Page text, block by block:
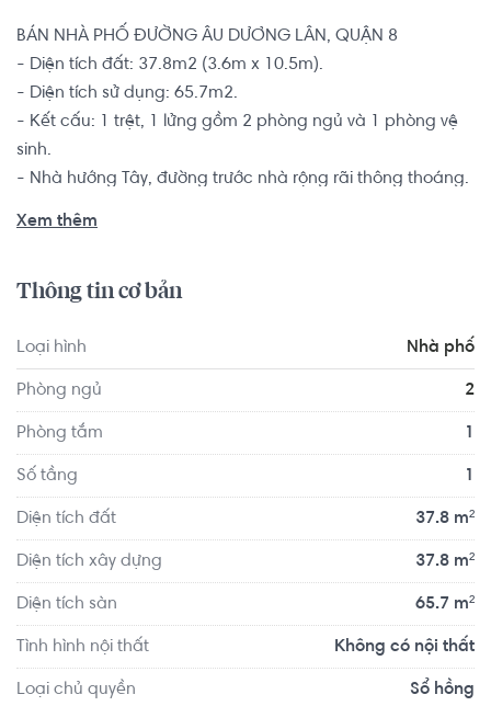
BÁN NHÀ PHỐ ĐƯỜNG ÂU DƯƠNG LÂN, QUẬN 8
- Diện tích đất: 37.8m2 (3.6m x 10.5m).
- Diện tích sử dụng: 65.7m2.
- Kết cấu: 1 trệt, 1 lửng gồm 2 phòng ngủ và 1 phòng vệ
sinh.
- Nhà hướng Tây, đường trước nhà rộng rãi thông thoáng.
Nhà nằm trong hẻm rộng, cách đường Âu Dương Lân
lý: Sổ hồng và giấy tờ nhà đầy đủ Nhà gần trường học,
chợ, cửa hàng tiện lợi và các tiện ích khác. Thuận tiện đi
Xem thêm
Thông tin cơ bản
Loại hình Nhà phố
Phòng ngủ 2
Phòng tắm 1
Số tầng 1
Diện tích đất 37.8 m²
Diện tích xây dựng 37.8 m²
Diện tích sàn 65.7 m²
Tình hình nội thất Không có nội thất
Loại chủ quyền Sổ hồng